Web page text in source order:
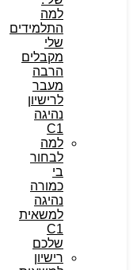
למה
התלמידים
שלי
מקבלים
הרבה
מעבר
לרישיון
נהיגה
C1
למה
לבחור
בי
כמורה
נהיגה
למשאית
C1
שלכם
רישיון